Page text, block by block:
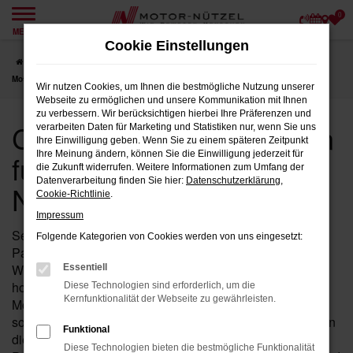
Zum
springen
MENÜ
0
Motor-Nützel
CUPRA Gebrauchtwagen
für Weiden bei Motor-
Nützel
Seit über 90 Jahren ist Motor-Nützel Ihr verlässlicher
Partner für CUPRA Gebrauchtwagen in der Nähe von
Weiden. Wenn Sie auf der Suche nach einem
hochwertigen CUPRA Gebrauchtwagen sind, dann ist
Motor-Nützel die ideale Wahl für Sie. Unsere Auswahl an
sorgfältig geprüften CUPRA Gebrauchtwagen bietet Ihnen
die Möglichkeit, erstklassige Fahrzeuge zu attraktiven
Cookie Einstellungen
Wir nutzen Cookies, um Ihnen die bestmögliche Nutzung unserer
Webseite zu ermöglichen und unsere Kommunikation mit Ihnen
zu verbessern. Wir berücksichtigen hierbei Ihre Präferenzen und
verarbeiten Daten für Marketing und Statistiken nur, wenn Sie uns
Ihre Einwilligung geben. Wenn Sie zu einem späteren Zeitpunkt
Ihre Meinung ändern, können Sie die Einwilligung jederzeit für
die Zukunft widerrufen. Weitere Informationen zum Umfang der
Datenverarbeitung finden Sie hier: Datenschutzerklärung,
Cookie-Richtlinie.
Impressum
Folgende Kategorien von Cookies werden von uns eingesetzt:
Essentiell
Diese Technologien sind erforderlich, um die
Kernfunktionalität der Webseite zu gewährleisten.
Funktional
Diese Technologien bieten die bestmögliche Funktionalität